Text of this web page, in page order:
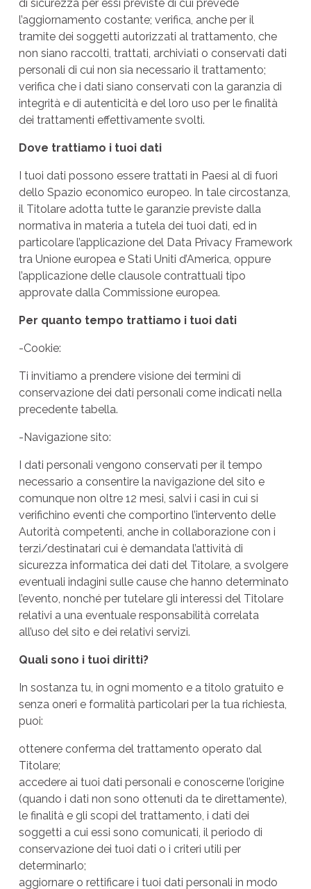
di sicurezza per essi previste di cui prevede
l’aggiornamento costante; verifica, anche per il
tramite dei soggetti autorizzati al trattamento, che
non siano raccolti, trattati, archiviati o conservati dati
personali di cui non sia necessario il trattamento;
verifica che i dati siano conservati con la garanzia di
integrità e di autenticità e del loro uso per le finalità
dei trattamenti effettivamente svolti.
Dove trattiamo i tuoi dati
I tuoi dati possono essere trattati in Paesi al di fuori
dello Spazio economico europeo. In tale circostanza,
il Titolare adotta tutte le garanzie previste dalla
normativa in materia a tutela dei tuoi dati, ed in
particolare l’applicazione del Data Privacy Framework
tra Unione europea e Stati Uniti d’America, oppure
l’applicazione delle clausole contrattuali tipo
approvate dalla Commissione europea.
Per quanto tempo trattiamo i tuoi dati
-Cookie:
Ti invitiamo a prendere visione dei termini di
conservazione dei dati personali come indicati nella
precedente tabella.
-Navigazione sito:
I dati personali vengono conservati per il tempo
necessario a consentire la navigazione del sito e
comunque non oltre 12 mesi, salvi i casi in cui si
verifichino eventi che comportino l’intervento delle
Autorità competenti, anche in collaborazione con i
terzi/destinatari cui è demandata l’attività di
sicurezza informatica dei dati del Titolare, a svolgere
eventuali indagini sulle cause che hanno determinato
l’evento, nonché per tutelare gli interessi del Titolare
relativi a una eventuale responsabilità correlata
all’uso del sito e dei relativi servizi.
Quali sono i tuoi diritti?
In sostanza tu, in ogni momento e a titolo gratuito e
senza oneri e formalità particolari per la tua richiesta,
puoi:
ottenere conferma del trattamento operato dal
Titolare;
accedere ai tuoi dati personali e conoscerne l’origine
(quando i dati non sono ottenuti da te direttamente),
le finalità e gli scopi del trattamento, i dati dei
soggetti a cui essi sono comunicati, il periodo di
conservazione dei tuoi dati o i criteri utili per
determinarlo;
aggiornare o rettificare i tuoi dati personali in modo